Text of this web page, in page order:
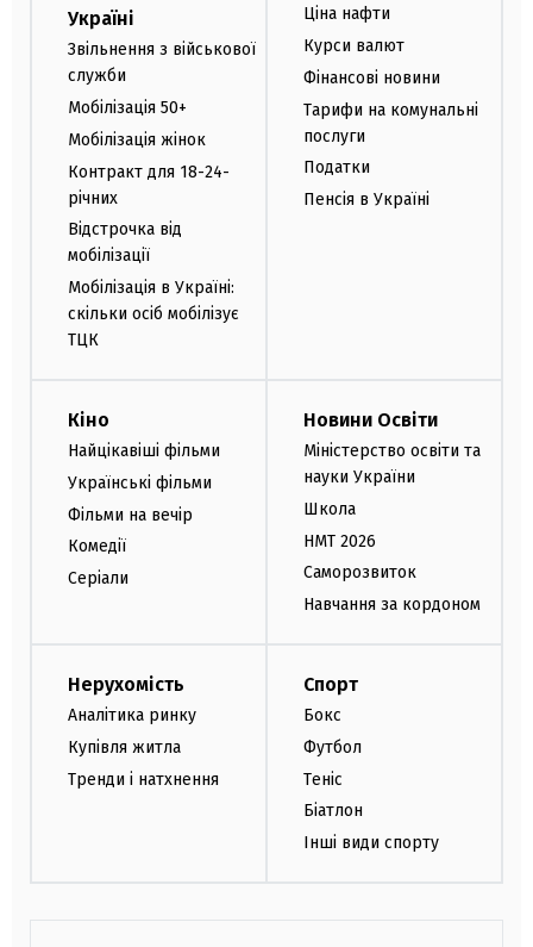
Україні
Звільнення з військової
служби
Мобілізація 50+
Мобілізація жінок
Контракт для 18-24-
річних
Відстрочка від
мобілізації
Мобілізація в Україні:
скільки осіб мобілізує
ТЦК
Ціна нафти
Курси валют
Фінансові новини
Тарифи на комунальні
послуги
Податки
Пенсія в Україні
Кіно
Найцікавіші фільми
Українські фільми
Фільми на вечір
Комедії
Серіали
Новини Освіти
Міністерство освіти та
науки України
Школа
НМТ 2026
Саморозвиток
Навчання за кордоном
Нерухомість
Аналітика ринку
Купівля житла
Тренди і натхнення
Спорт
Бокс
Футбол
Теніс
Біатлон
Інші види спорту